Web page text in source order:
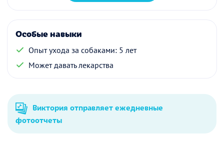
Особые навыки
Опыт ухода за собаками: 5 лет
Может давать лекарства
Виктория отправляет ежедневные
фотоотчеты